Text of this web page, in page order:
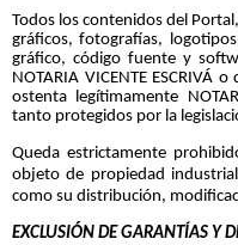
Todos los contenidos del
gráficos, fotografías,
gráfico, código fuente y
NOTARIA VICENTE ESCRIVÁ
ostenta legítimamente
tanto protegidos por la
Queda estrictamente
objeto de propiedad
como su distribución,
EXCLUSIÓN DE GARANTÍAS Y